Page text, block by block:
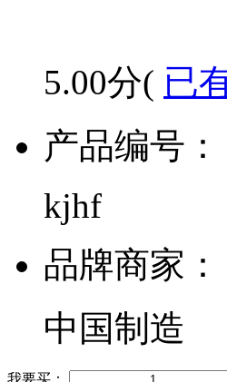
5.00分( 已
产品编号：
kjhf
品牌商家：
中国制造
我要买：